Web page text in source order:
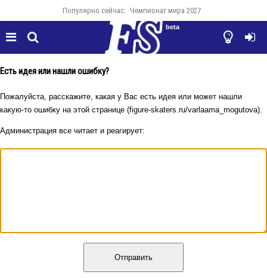
Популярно сейчас: Чемпионат мира 2027
  

beta
Есть идея или нашли ошибку?
Пожалуйста, расскажите, какая у Вас есть идея или может нашли
какую-то ошибку на этой странице (figure-skaters.ru/varlaama_mogutova).
Администрация все читает и реагирует:
Отправить